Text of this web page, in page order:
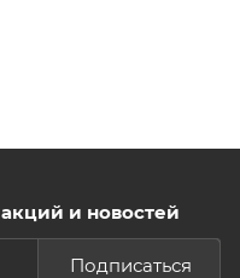
и новостей
Подписаться